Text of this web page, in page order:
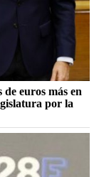
euros más en
por la